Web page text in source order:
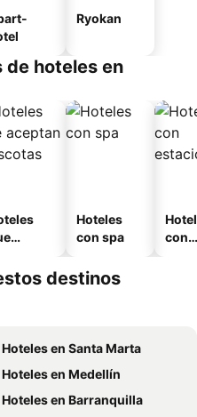
Ryokan
hoteles en
Hoteles
con spa
con
destinos
Hoteles en Santa Marta
Hoteles en Medellín
Hoteles en Barranquilla